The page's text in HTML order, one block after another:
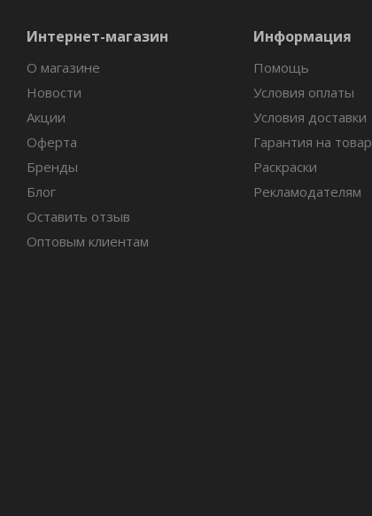
Интернет-магазин
О магазине
Новости
Акции
Оферта
Бренды
Блог
Оставить отзыв
Оптовым клиентам
Информация
Помощь
Условия оплаты
Условия доставки
Гарантия на товар
Раскраски
Рекламодателям